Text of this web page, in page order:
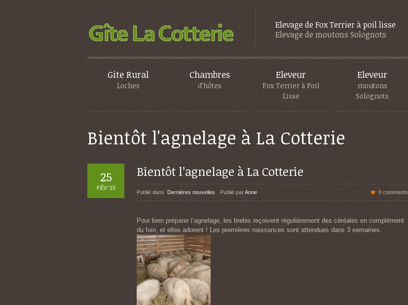
Elevage de Fox Terrier à poil lisse
Elevage de moutons Solognots
Gite Rural
Loches
Chambres
d'hôtes
Eleveur
Fox Terrier à Poil
Lisse
Eleveur
moutons
Solognots
Bientôt l'agnelage à La Cotterie
25
FÉV '15
Bientôt l’agnelage à La Cotterie
Publié dans Dernières nouvelles Publié parAnne 0 comments
Pour bien préparer l’agnelage, les brebis reçoivent régulièrement des céréales en complément
du foin, et elles adorent ! Les premières naissances sont attendues dans 3 semaines.